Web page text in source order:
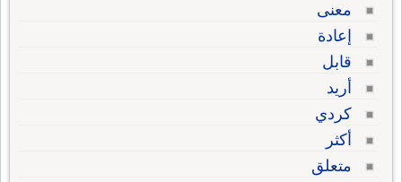
معنى
إعادة
قابل
أريد
كردي
أكثر
متعلق